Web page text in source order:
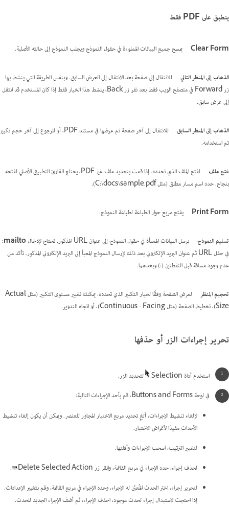
ينطبق على PDF فقط
Clear Form يمسح جميع البيانات المملوءة في حقول النموذج ويجلب النموذج إلى حالته الأصلية.
الذهاب إلى المنظر التالي
للانتقال إلى صفحة بعد الانتقال إلى العرض السابق. وبنفس الطريقة التي ينشط بها
زر Forward في متصفح الويب فقط بعد نقر زر Back، ينشط هذا الخيار فقط إذا كان المستخدم قد انتقل
إلى عرض سابق.
الذهاب إلى المنظر السابق
للانتقال إلى آخر صفحة تم عرضها في مستند PDF، أو للرجوع إلى آخر حجم تكبير
تم استخدامه.
فتح ملف
لفتح الملف الذي تحدده. إذا قمت بتحديد ملف غير PDF، يحتاج القارئ التطبيق الأصلي لفتحه
بنجاح. حدد اسم مسار مطلق (مثل C:\docs\sample.pdf).
Print Form يفتح مربع حوار الطباعة لطباعة النموذج.
تسليم النموذج يرسل البيانات المعبأة في حقول النموذج إلى عنوان URL المذكور. تحتاج لإدخال mailto
:
في حقل URL ثم عنوان البريد الإلكتروني بعد ذلك لإرسال النموذج المعبأ إلى البريد الإلكتروني المذكور. تأكد من
عدم وجود مسافة قبل النقطتين (:) وبعدهما.
تحجيم المنظر
لعرض الصفحة وفقًا لخيار التكبير الذي تحدده. يمكنك تغيير مستوى التكبير (مثل Actual
Size)، تخطيط الصفحة (مثل Continuous - Facing)، أو اتجاه التدوير.
تحرير إجراءات الزر أو حذفها
استخدم أداة Selection
لتحديد الزر.
في لوحة Buttons and Forms، قم بأحد الإجراءات التالية:
لإلغاء تنشيط الإجراءات، ألغِ تحديد مربع الاختيار المجاور للعنصر. ويمكن أن يكون إلغاء تنشيط
الأحداث مفيدًا لأغراض الاختبار.
لتغيير الترتيب، اسحب الإجراءات وأفلتها.
لحذف إجراء، حدد الإجراء في مربع القائمة، وانقر زر Delete Selected Action
.
لتحرير إجراء، اختر الحدث المُعيَّن له الإجراء، وحدد الإجراء في مربع القائمة، وقم بتغيير الإعدادات.
إذا احتجت لاستبدال إجراء لحدث موجود، احذف الإجراء، ثم أضف الإجراء الجديد للحدث.